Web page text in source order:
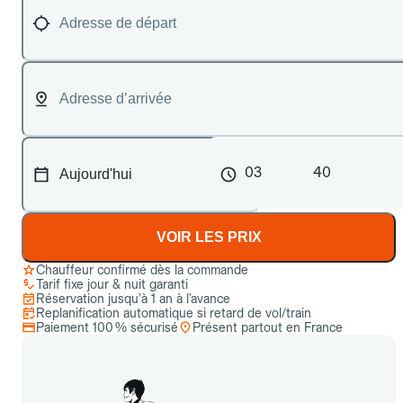
03 40
VOIR LES PRIX
Chauffeur confirmé dès la commande
Tarif fixe jour & nuit garanti
Réservation jusqu’à 1 an à l’avance
Replanification automatique si retard de vol/train
Paiement 100 % sécurisé
Présent partout en France